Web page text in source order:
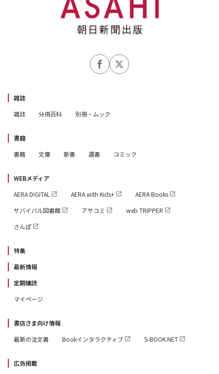
雑誌
雑誌
分冊百科 別冊・ムック
書籍
書籍
文庫 新書 選書 コミック
WEBメディア
AERA DIGITAL
AERA with Kids+
AERA Books
サバイバル図書館
アサコミ
web TRIPPER
さんぽ
特集
最新情報
定期購読
マイページ
書店さま向け情報
最新の注文書
Bookインタラクティブ S-BOOK.NET
広告掲載